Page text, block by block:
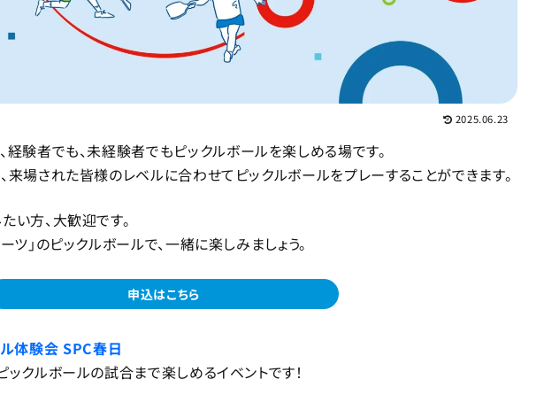
2025.06.23
者でも、未経験者でもピックルボールを楽しめる場です。
来場された皆様のレベルに合わせてピックルボールをプレーすることができます。
い方、大歓迎です。
ツ」のピックルボールで、一緒に楽しみましょう。
申込はこちら
体験会 SPC春日
ックルボールの試合まで楽しめるイベントです！